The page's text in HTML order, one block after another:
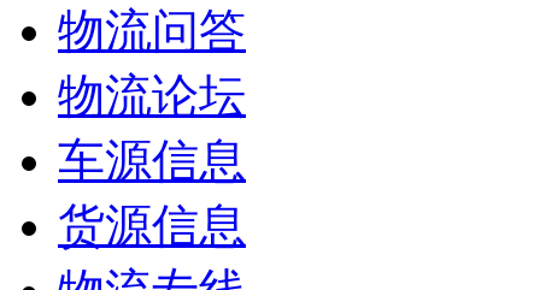
物流问答
物流论坛
车源信息
货源信息